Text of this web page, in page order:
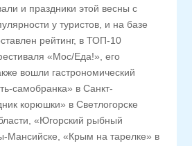
и праздники этой весны с
у туристов, и на базе
рейтинг, в ТОП-10
«Мос/Еда!», его
вошли гастрономический
самобранка» в Санкт-
корюшки» в Светлогорске
«Югорский рыбный
Мансийске, «Крым на тарелке» в